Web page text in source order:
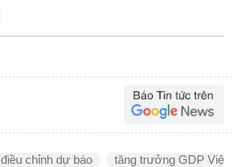
điều chỉnh dự báo tăng trưởng GDP Việt